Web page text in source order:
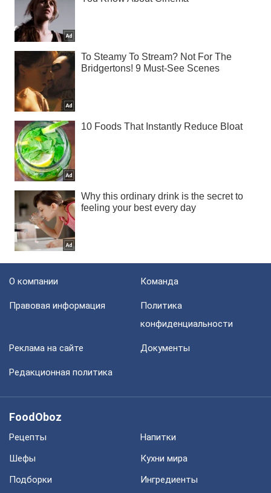
О компании Команда
Правовая информация
Политика
конфиденциальности
Реклама на сайте Документы
Редакционная политика
FoodOboz
Рецепты
Напитки
Шефы
Кухни мира
Подборки
Ингредиенты